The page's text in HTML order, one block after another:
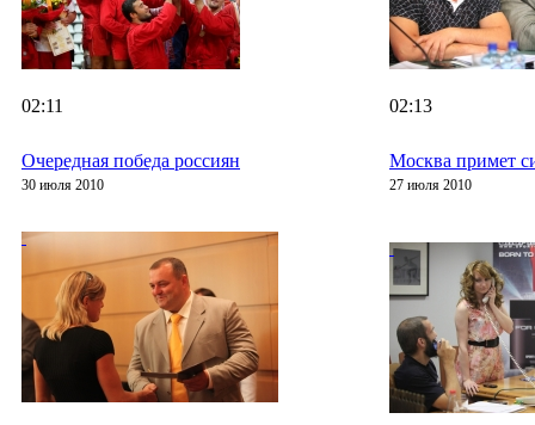
02:11
Очередная победа россиян
30 июля 2010
02:13
Москва примет
27 июля 2010